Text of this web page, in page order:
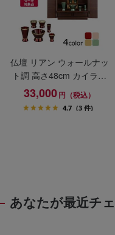
仏壇 リアン ウォールナッ
ト調 高さ48cm カイラ具
足セット
33,000円（税込）
4.7 (3 件)
あなたが最近チ